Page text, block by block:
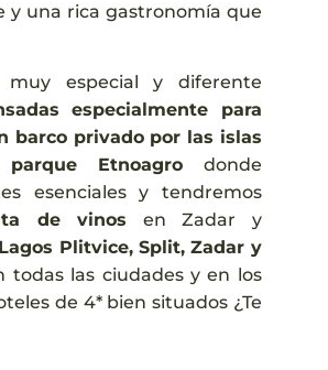
y una rica gastronomía que
especial y diferente
especialmente para
barco privado por las islas
parque Etnoagro donde
esenciales y tendremos
de vinos en Zadar y
Lagos Plitvice, Split, Zadar y
las ciudades y en los
de 4* bien situados ¿Te